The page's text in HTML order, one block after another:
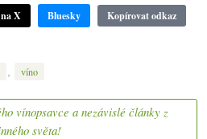
X Bluesky Kopírovat odkaz
, víno
vínopsavce a nezávislé články z
světa!